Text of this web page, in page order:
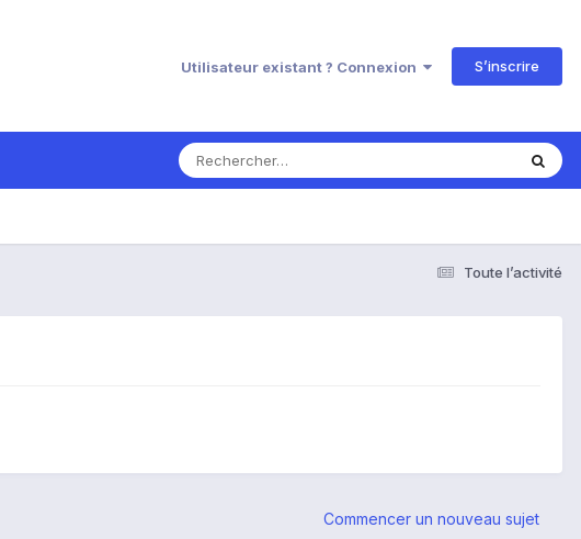
Utilisateur existant ? Connexion S’inscrire
Toute l’activité
Commencer un nouveau sujet